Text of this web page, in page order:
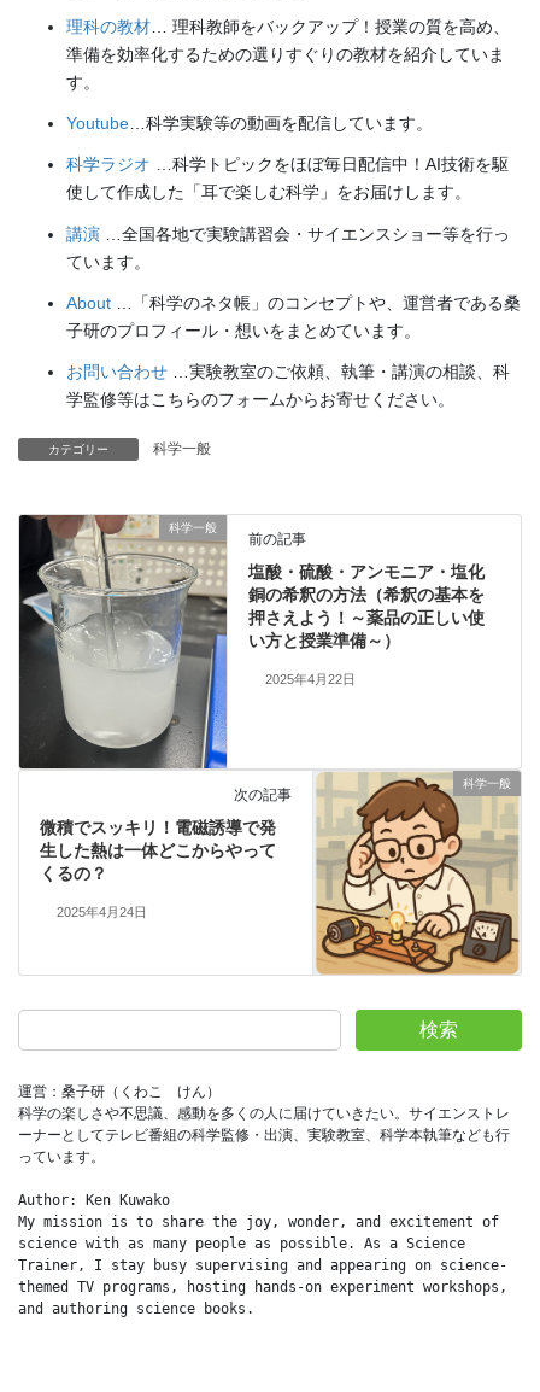
理科の教材 … 理科教師をバックアップ！授業の質を高め、
準備を効率化するための選りすぐりの教材を紹介していま
す。
Youtube…科学実験等の動画を配信しています。
科学ラジオ …科学トピックをほぼ毎日配信中！AI技術を駆
使して作成した「耳で楽しむ科学」をお届けします。
講演 …全国各地で実験講習会・サイエンスショー等を行っ
ています。
About …「科学のネタ帳」のコンセプトや、運営者である桑
子研のプロフィール・想いをまとめています。
お問い合わせ …実験教室のご依頼、執筆・講演の相談、科
学監修等はこちらのフォームからお寄せください。
カテゴリー 科学一般
科学一般
前の記事
塩酸・硫酸・アンモニア・塩化
銅の希釈の方法（希釈の基本を
押さえよう！～薬品の正しい使
い方と授業準備～）
2025年4月22日
科学一般
次の記事
微積でスッキリ！電磁誘導で発
生した熱は一体どこからやって
くるの？
2025年4月24日
検索
運営：桑子研（くわこ　けん）
科学の楽しさや不思議、感動を多くの人に届けていきたい。サイエンストレ
ーナーとしてテレビ番組の科学監修・出演、実験教室、科学本執筆なども行
っています。
Author: Ken Kuwako
My mission is to share the joy, wonder, and excitement of
science with as many people as possible. As a Science
Trainer, I stay busy supervising and appearing on science-
themed TV programs, hosting hands-on experiment workshops,
and authoring science books.